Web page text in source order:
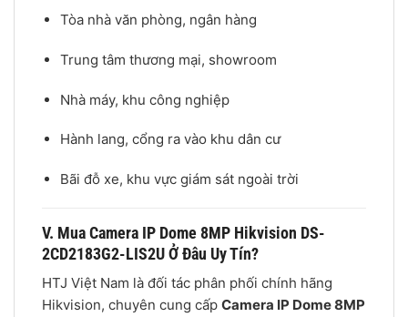
Tòa nhà văn phòng, ngân hàng
Trung tâm thương mại, showroom
Nhà máy, khu công nghiệp
Hành lang, cổng ra vào khu dân cư
Bãi đỗ xe, khu vực giám sát ngoài trời
V. Mua Camera IP Dome 8MP Hikvision DS-
2CD2183G2-LIS2U Ở Đâu Uy Tín?
HTJ Việt Nam là đối tác phân phối chính hãng
Hikvision, chuyên cung cấp Camera IP Dome 8MP